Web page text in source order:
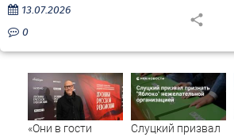
13.07.2026
0
«Они в гости
Слуцкий призвал